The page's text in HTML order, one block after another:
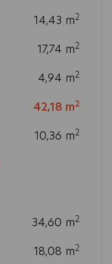
14,43 m2
17,74 m2
4,94 m2
42,18 m2
10,36 m2
34,60 m2
18,08 m2